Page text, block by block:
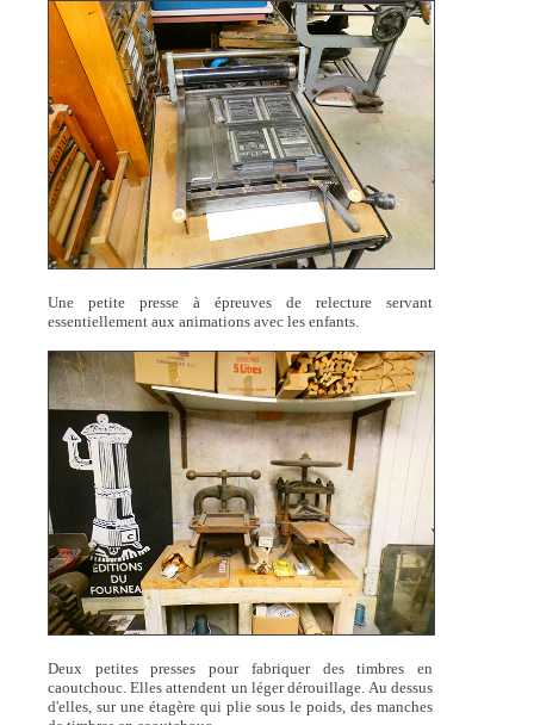
Une petite presse à épreuves de relecture servant
essentiellement aux animations avec les enfants.
Deux petites presses pour fabriquer des timbres en
caoutchouc. Elles attendent un léger dérouillage. Au dessus
d'elles, sur une étagère qui plie sous le poids, des manches